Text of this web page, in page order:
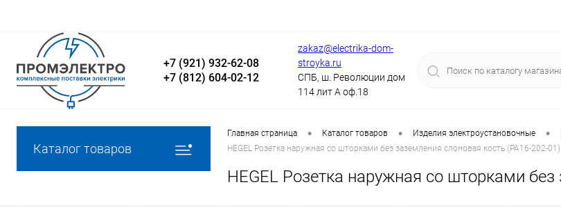
+7 (921) 932-62-08
+7 (812) 604-02-12
zakaz@electrika-dom-
stroyka.ru
СПБ, ш. Революции дом
114 лит А оф.18
Каталог товаров
Главная страница • Каталог товаров • Изделия электроустановочные •
HEGEL Розетка наружная со шторками без заземления слоновая кость (РА16-202-01)
HEGEL Розетка наружная со шторками